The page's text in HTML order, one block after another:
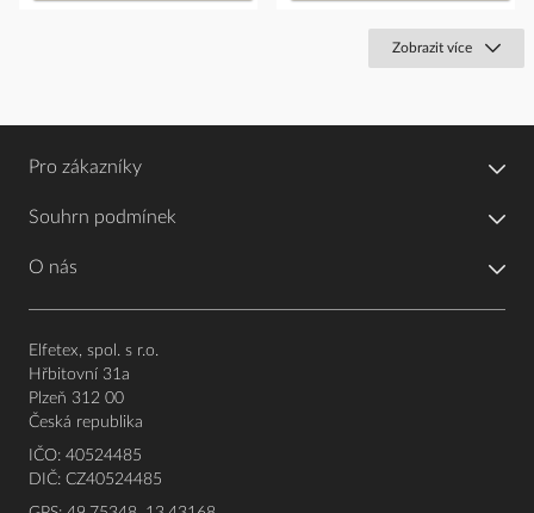
Zobrazit více
Pro zákazníky
Souhrn podmínek
O nás
Elfetex, spol. s r.o.
Hřbitovní 31a
Plzeň 312 00
Česká republika
IČO: 40524485
DIČ: CZ40524485